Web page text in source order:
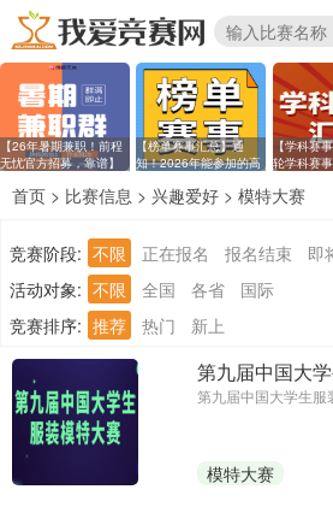
【26年暑期兼职！前程
无忧官方招募，靠谱】
【榜单赛事汇总】通
知！2026年能参加的高
【学科赛
轮学科赛
首页 > 比赛信息 > 兴趣爱好 > 模特大赛
竞赛阶段: 不限 正在报名 报名结束
即
活动对象: 不限 全国 各省
国际
竞赛排序: 推荐 热门 新上
第九届中国大
第九届中国大学生服
模特大赛